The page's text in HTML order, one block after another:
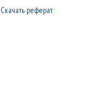
реферат